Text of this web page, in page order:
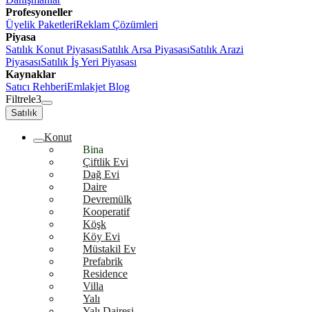
Profesyoneller
Üyelik PaketleriReklam Çözümleri
Piyasa
Satılık Konut PiyasasıSatılık Arsa PiyasasıSatılık Arazi
PiyasasıSatılık İş Yeri Piyasası
Kaynaklar
Satıcı RehberiEmlakjet Blog
Filtrele3
Satılık
Konut
Bina
Çiftlik Evi
Dağ Evi
Daire
Devremülk
Kooperatif
Köşk
Köy Evi
Müstakil Ev
Prefabrik
Residence
Villa
Yalı